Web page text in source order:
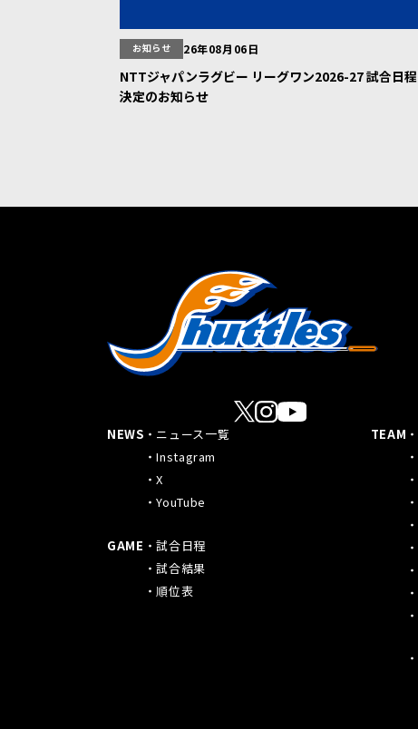
お知らせ 26年08月06日
NTTジャパンラグビー リーグワン2026-27 試合日程
決定のお知らせ
NEWS
ニュース一覧
Instagram
X
YouTube
GAME
試合日程
試合結果
順位表
TEAM